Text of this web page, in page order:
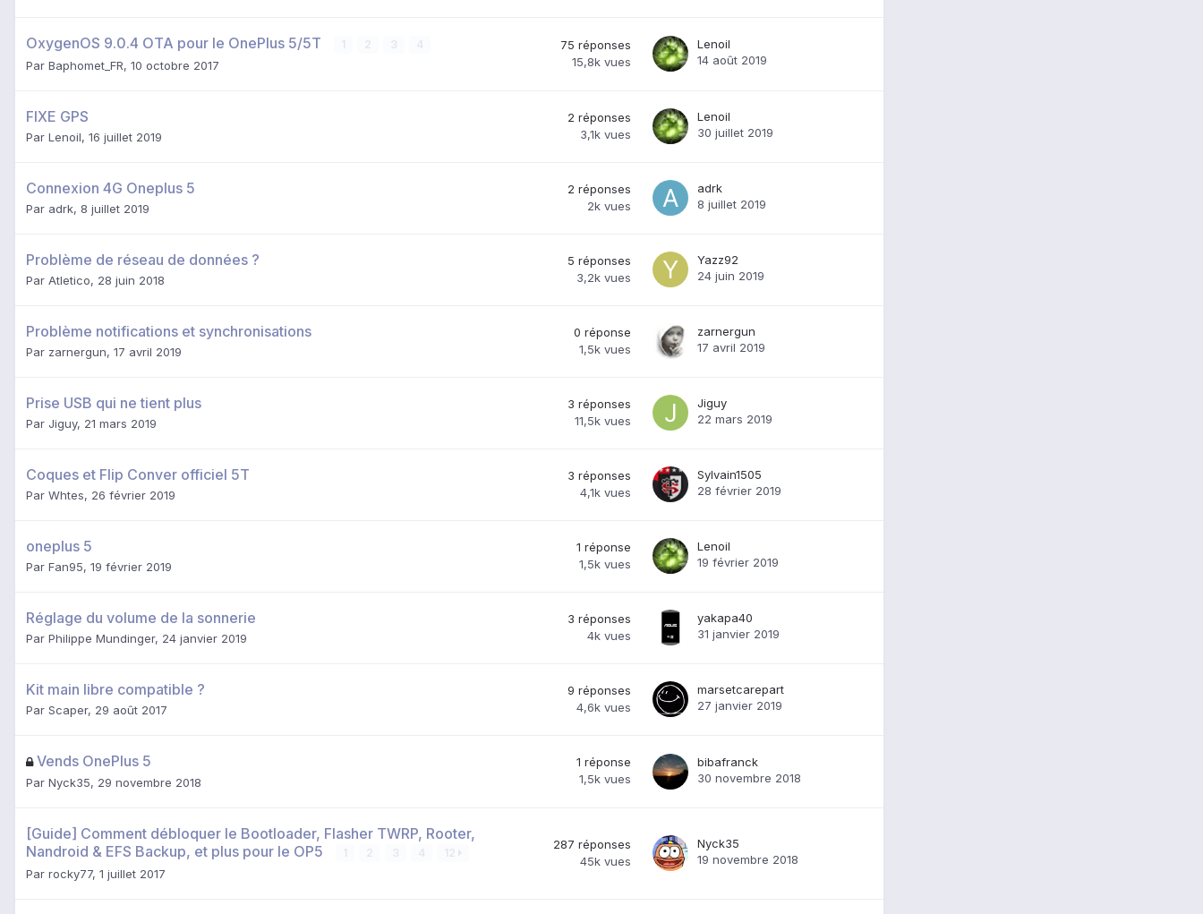
OxygenOS 9.0.4 OTA pour le OnePlus 5/5T
Par Baphomet_FR, 10 octobre 2017
75 réponses
15,8k vues
Lenoil
14 août 2019
FIXE GPS
Par Lenoil, 16 juillet 2019
2 réponses
3,1k vues
Lenoil
30 juillet 2019
Connexion 4G Oneplus 5
Par adrk, 8 juillet 2019
2 réponses
2k vues
adrk
8 juillet 2019
Problème de réseau de données ?
Par Atletico, 28 juin 2018
5 réponses
3,2k vues
Yazz92
24 juin 2019
Problème notifications et synchronisations
Par zarnergun, 17 avril 2019
0 réponse
1,5k vues
zarnergun
17 avril 2019
Prise USB qui ne tient plus
Par Jiguy, 21 mars 2019
3 réponses
11,5k vues
Jiguy
22 mars 2019
Coques et Flip Conver officiel 5T
Par Whtes, 26 février 2019
3 réponses
4,1k vues
Sylvain1505
28 février 2019
oneplus 5
Par Fan95, 19 février 2019
1 réponse
1,5k vues
Lenoil
19 février 2019
Réglage du volume de la sonnerie
Par Philippe Mundinger, 24 janvier 2019
3 réponses
4k vues
yakapa40
31 janvier 2019
Kit main libre compatible ?
Par Scaper, 29 août 2017
9 réponses
4,6k vues
marsetcarepart
27 janvier 2019
Vends OnePlus 5
Par Nyck35, 29 novembre 2018
1 réponse
1,5k vues
bibafranck
30 novembre 2018
[Guide] Comment débloquer le Bootloader, Flasher TWRP, Rooter,
Nandroid & EFS Backup, et plus pour le OP5
Par rocky77, 1 juillet 2017
287 réponses
45k vues
Nyck35
19 novembre 2018